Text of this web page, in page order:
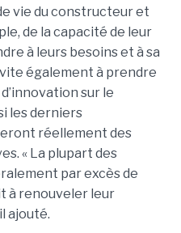
vie du constructeur et
de la capacité de leur
à leurs besoins et à sa
également à prendre
sur le
les derniers
réellement des
« La plupart des
par excès de
à renouveler leur
ajouté.